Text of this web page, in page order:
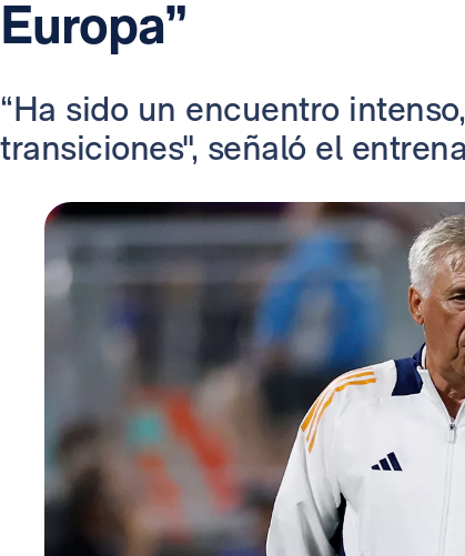
Europa”
“Ha sido un encuentro
transiciones", señaló el